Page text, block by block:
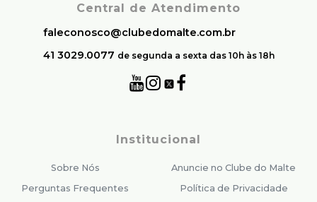
Central de Atendimento
faleconosco@clubedomalte.com.br
41 3029.0077 de segunda a sexta das 10h às 18h
Institucional
Sobre Nós
Perguntas Frequentes
Anuncie no Clube do Malte
Política de Privacidade